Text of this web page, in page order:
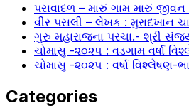
પસવાદળ – મારું ગામ મારું જીવન
વીર પસલી – લેખક : મુરાદખાન
ગુરુ મહારાજના પરચા.- શ્રી
ચોમાસુ -૨૦૨૫ : વડગામ વર્ષા
ચોમાસુ -૨૦૨૫ : વર્ષા વિશ્લેષણ-
Categories